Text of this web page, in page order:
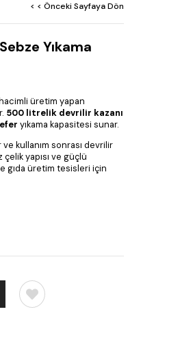
< < Önceki Sayfaya Dön
Yıkama
üretim yapan
500 litrelik devrilir kazanı
yıkama kapasitesi sunar.
kullanım sonrası devrilir
yapısı ve güçlü
gıda üretim tesisleri için